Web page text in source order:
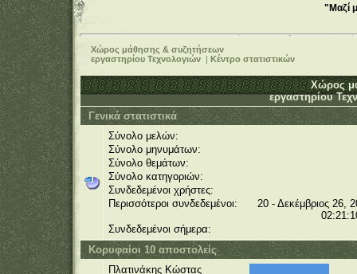
"Μαζί
Χώρος μάθησης & συζητήσεων
εργαστηρίου Τεχνολογιών |Κέντρο στατιστικών
Χώρος
εργαστηρίου
Γενικά στατιστικά
Σύνολο μελών:
Σύνολο μηνυμάτων:
Σύνολο θεμάτων:
Σύνολο κατηγοριών:
Συνδεδεμένοι χρήστες:
Περισσότεροι συνδεδεμένοι:
20 - Δεκέμβριος 26,
Συνδεδεμένοι σήμερα:
Κορυφαίοι 10 αποστολείς
Πλατινάκης Κώστας